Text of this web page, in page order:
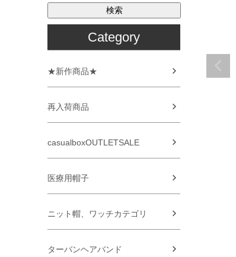
検索
Category
★新作商品★
再入荷商品
casualboxOUTLETSALE
医療用帽子
ニット帽、ワッチカテゴリ
ターバンヘアバンド